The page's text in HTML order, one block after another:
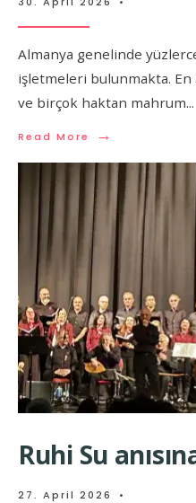
Almanya genelinde
işletmeleri bulunmakta. En
ve birçok haktan mahrum...
Read More →
Ruhi Su
27. April 2026 •